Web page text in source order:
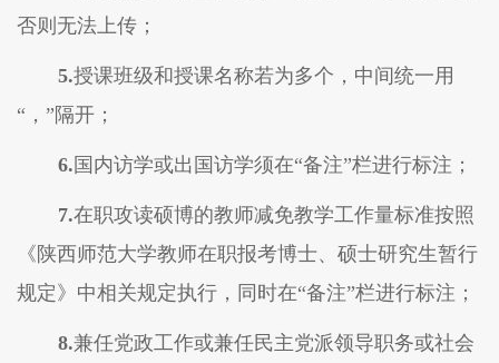
否则无法上传；
5.授课班级和授课名称若为多个，中间统一用
“ ， ”隔开；
6.国内访学或出国访学须在“备注”栏进行标注；
7.在职攻读硕博的教师减免教学工作量标准按照
《陕西师范大学教师在职报考博士、硕士研究生暂行
规定》中相关规定执行，同时在“备注”栏进行标注；
8.兼任党政工作或兼任民主党派领导职务或社会